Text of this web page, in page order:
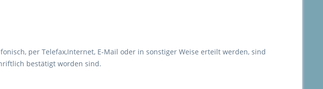
per Telefax,Internet, E-Mail oder in sonstiger Weise erteilt werden, sind
bestätigt worden sind.